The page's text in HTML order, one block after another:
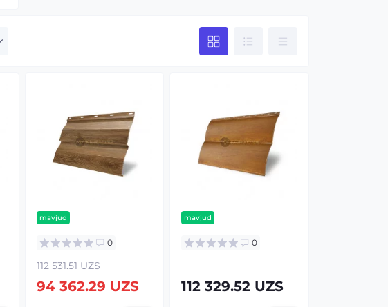
mavjud
0
112 531.51 UZS
94 362.29 UZS
mavjud
0
112 329.52 UZS